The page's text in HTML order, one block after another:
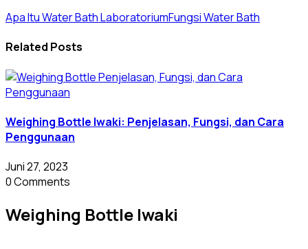
Apa Itu Water Bath LaboratoriumFungsi Water Bath
Related Posts
Weighing Bottle Iwaki: Penjelasan, Fungsi, dan Cara
Penggunaan
Juni 27, 2023
0 Comments
Weighing Bottle Iwaki